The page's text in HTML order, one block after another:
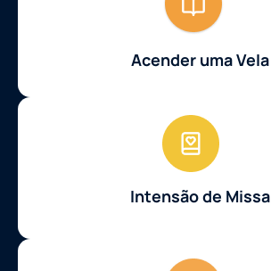
Acender uma Vela
Intensão de Missa